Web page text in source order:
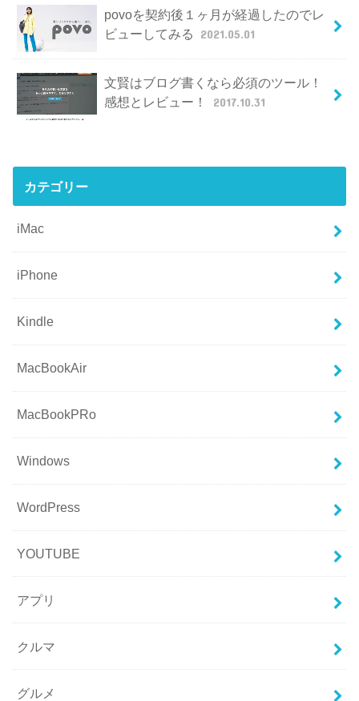
povoを契約後１ヶ月が経過したのでレ
ビューしてみる
2021.05.01
文賢はブログ書くなら必須のツール！
感想とレビュー！
2017.10.31
カテゴリー
iMac
iPhone
Kindle
MacBookAir
MacBookPRo
Windows
WordPress
YOUTUBE
アプリ
クルマ
グルメ